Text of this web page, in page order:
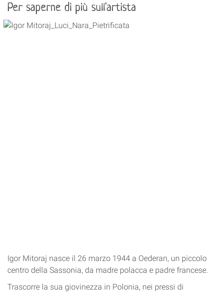
Per saperne di più sull'artista
Igor Mitoraj nasce il 26 marzo 1944 a Oederan, un piccolo
centro della Sassonia, da madre polacca e padre francese.
Trascorre la sua giovinezza in Polonia, nei pressi di